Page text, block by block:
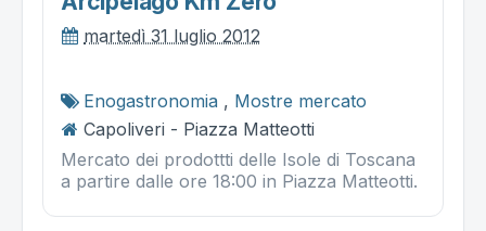
martedì 31 luglio 2012
Enogastronomia , Mostre mercato
Capoliveri - Piazza Matteotti
Mercato dei prodottti delle Isole di Toscana
a partire dalle ore 18:00 in Piazza Matteotti.